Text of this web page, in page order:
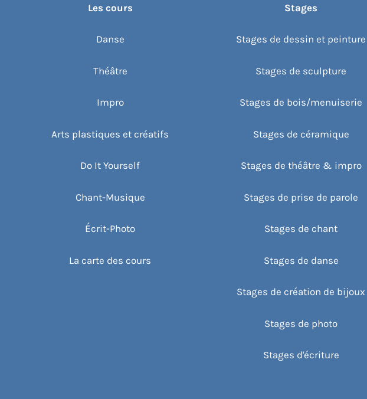
Les cours
Danse
Théâtre
Impro
Arts plastiques et créatifs
Do It Yourself
Chant-Musique
Écrit-Photo
La carte des cours
Stages
Stages de dessin et peinture
Stages de sculpture
Stages de bois/menuiserie
Stages de céramique
Stages de théâtre & impro
Stages de prise de parole
Stages de chant
Stages de danse
Stages de création de bijoux
Stages de photo
Stages d'écriture